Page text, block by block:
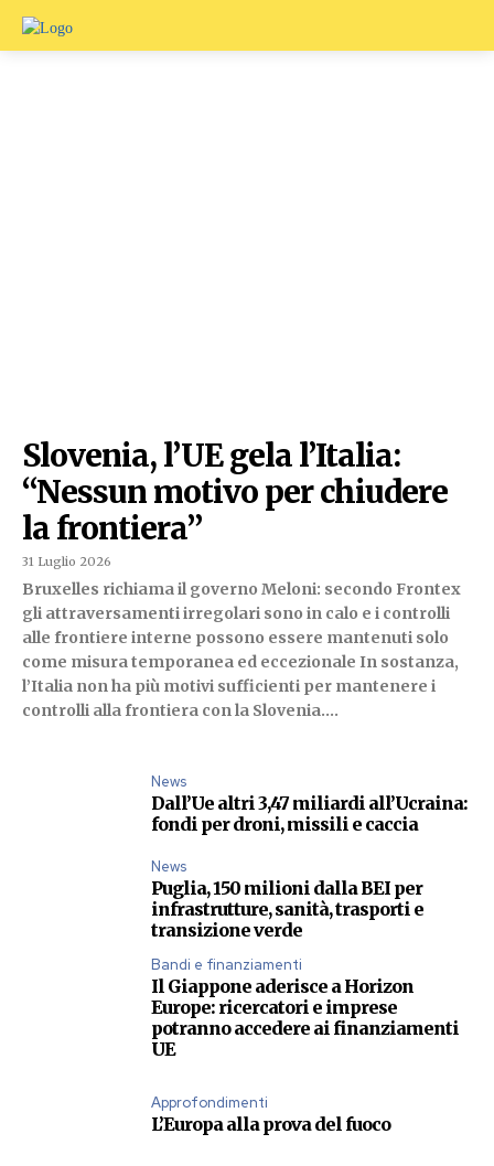
Slovenia, l’UE gela l’Italia:
“Nessun motivo per chiudere
la frontiera”
31 Luglio 2026
Bruxelles richiama il governo Meloni: secondo Frontex
gli attraversamenti irregolari sono in calo e i controlli
alle frontiere interne possono essere mantenuti solo
come misura temporanea ed eccezionale In sostanza,
l’Italia non ha più motivi sufficienti per mantenere i
controlli alla frontiera con la Slovenia....
News
Dall’Ue altri 3,47 miliardi all’Ucraina:
fondi per droni, missili e caccia
News
Puglia, 150 milioni dalla BEI per
infrastrutture, sanità, trasporti e
transizione verde
Bandi e finanziamenti
Il Giappone aderisce a Horizon
Europe: ricercatori e imprese
potranno accedere ai finanziamenti
UE
Approfondimenti
L’Europa alla prova del fuoco